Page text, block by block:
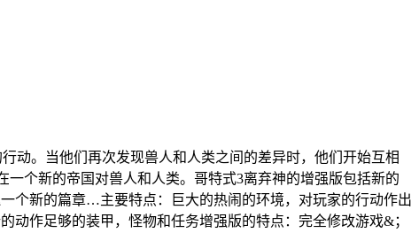
动。当他们再次发现兽人和人类之间的差异时，他们开始互相
个新的帝国对兽人和人类。哥特式3离弃神的增强版包括新的
个新的篇章…主要特点：巨大的热闹的环境，对玩家的行动作出
作足够的装甲，怪物和任务增强版的特点：完全修改游戏&；